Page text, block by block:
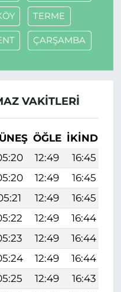
TERME
ÇARŞAMBA
VAKITLERI
ÖĞLE İKINDI
12:49 16:45
12:49 16:45
12:49 16:45
12:49 16:44
12:49 16:44
12:49 16:44
12:49 16:43